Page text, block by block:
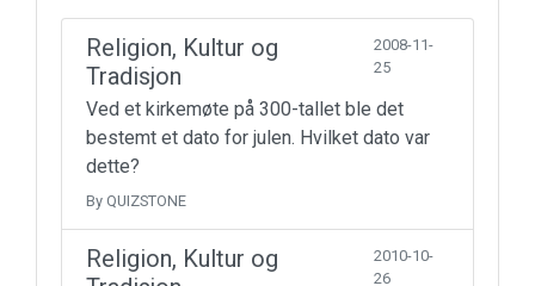
Religion, Kultur og
Tradisjon
2008-11-
25
Ved et kirkemøte på 300-tallet ble det
bestemt et dato for julen. Hvilket dato var
dette?
By QUIZSTONE
Religion, Kultur og
2010-10-
26